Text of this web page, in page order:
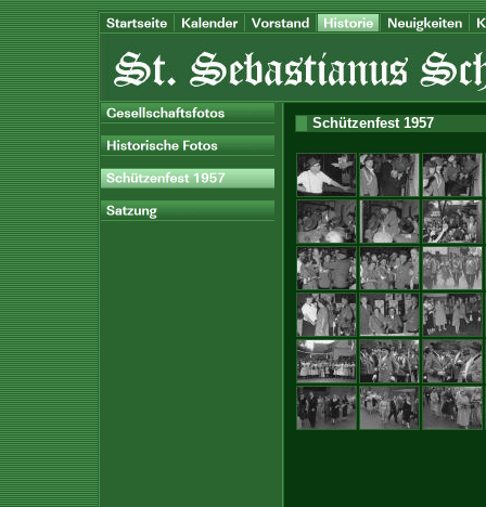
Schützenfest 1957